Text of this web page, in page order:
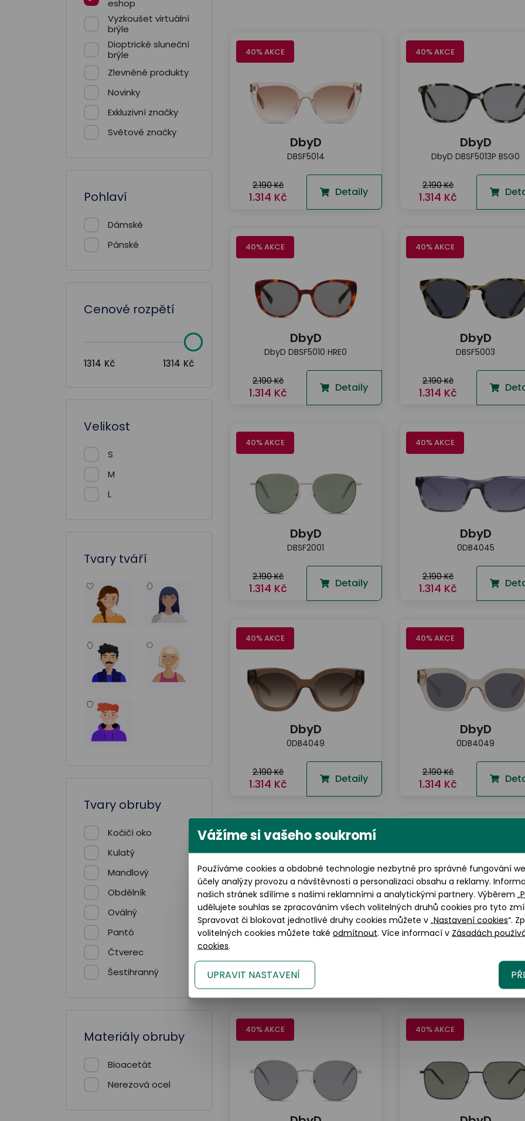
eshop
Vyzkoušet virtuální
brýle
Dioptrické sluneční
brýle
Zlevněné produkty
Novinky
Exkluzivní značky
Světové značky
Pohlaví
Dámské
Pánské
Cenové rozpětí
1314 Kč 1314 Kč
Velikost
S
M
L
Tvary tváří
Tvary obruby
Kočičí oko
Kulatý
Mandlový
Obdélník
Oválný
Pantó
Čtverec
Šestihranný
Materiály obruby
Bioacetát
Nerezová ocel
40% AKCE
DbyD
DBSF5014
2.190 Kč
1.314 Kč Detaily
40% AKCE
DbyD
DbyD DBSF5013P BSG0
2.190 Kč
1.314 Kč
40% AKCE
DbyD
DbyD DBSF5010 HRE0
2.190 Kč
1.314 Kč Detaily
40% AKCE
DbyD
DBSF5003
2.190 Kč
1.314 Kč
40% AKCE
DbyD
DBSF2001
2.190 Kč
1.314 Kč Detaily
40% AKCE
DbyD
0DB4045
2.190 Kč
1.314 Kč
40% AKCE
DbyD
0DB4049
2.190 Kč
1.314 Kč Detaily
40% AKCE
DbyD
0DB4049
2.190 Kč
1.314 Kč
40% AKCE
DbyD
DbyD DBSU5000P GGG0
1.314 Kč
DbyD
DbyD DBSU5003 NNE0
40% AKCE 40% AKCE
Vážíme si vašeho soukromí
Používáme cookies a obdobné technologie nezbytné pro správné fungování
účely analýzy provozu a návštěvnosti a personalizaci obsahu a reklamy.
našich stránek sdílíme s našimi reklamními a analytickými partnery. Výběrem „
udělujete souhlas se zpracováním všech volitelných druhů cookies pro tyto
Spravovat či blokovat jednotlivé druhy cookies můžete v „Nastavení cookies“.
volitelných cookies můžete také odmítnout. Více informací v Zásadách
cookies.
UPRAVIT NASTAVENÍ